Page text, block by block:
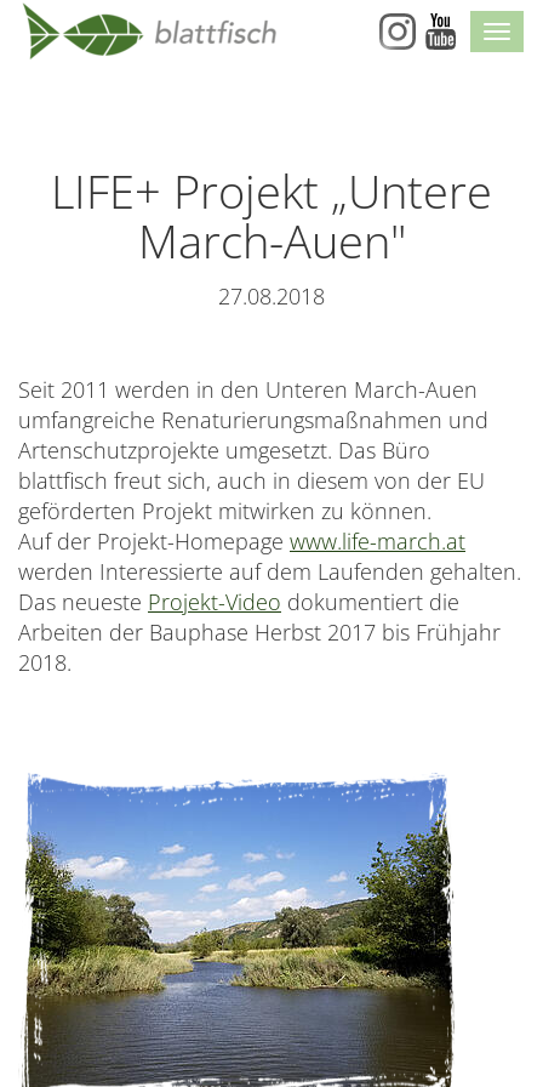
Skip
Navigation
LIFE+ Projekt „Untere
March-Auen"
27.08.2018
Seit 2011 werden in den Unteren March-Auen
umfangreiche Renaturierungsmaßnahmen und
Artenschutzprojekte umgesetzt. Das Büro
blattfisch freut sich, auch in diesem von der EU
geförderten Projekt mitwirken zu können.
Auf der Projekt-Homepage www.life-march.at
werden Interessierte auf dem Laufenden gehalten.
Das neueste Projekt-Video dokumentiert die
Arbeiten der Bauphase Herbst 2017 bis Frühjahr
2018.